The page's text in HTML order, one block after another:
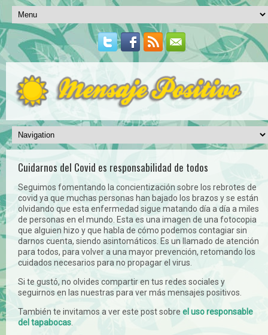
Cuidarnos del Covid es responsabilidad de todos
Seguimos fomentando la concientización sobre los rebrotes de
covid ya que muchas personas han bajado los brazos y se están
olvidando que esta enfermedad sigue matando día a día a miles
de personas en el mundo. Esta es una imagen de una fotocopia
que alguien hizo y que habla de cómo podemos contagiar sin
darnos cuenta, siendo asintomáticos. Es un llamado de atención
para todos, para volver a una mayor prevención, retomando los
cuidados necesarios para no propagar el virus.
Si te gustó, no olvides compartir en tus redes sociales y
seguirnos en las nuestras para ver más mensajes positivos.
También te invitamos a ver este post sobre el uso responsable
del tapabocas